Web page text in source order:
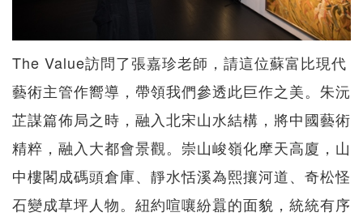
The Value訪問了張嘉珍老師，請這位蘇富比現代
藝術主管作嚮導，帶領我們參透此巨作之美。朱沅
芷謀篇佈局之時，融入北宋山水結構，將中國藝術
精粹，融入大都會景觀。崇山峻嶺化摩天高廈，山
中樓閣成碼頭倉庫、靜水恬溪為熙攘河道、奇松怪
石變成草坪人物。紐約喧嚷紛囂的面貌，統統有序